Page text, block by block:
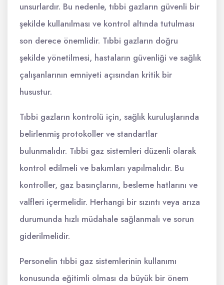
unsurlardır. Bu nedenle, tıbbi gazların güvenli bir
şekilde kullanılması ve kontrol altında tutulması
son derece önemlidir. Tıbbi gazların doğru
şekilde yönetilmesi, hastaların güvenliği ve sağlık
çalışanlarının emniyeti açısından kritik bir
husustur.
Tıbbi gazların kontrolü için, sağlık kuruluşlarında
belirlenmiş protokoller ve standartlar
bulunmalıdır. Tıbbi gaz sistemleri düzenli olarak
kontrol edilmeli ve bakımları yapılmalıdır. Bu
kontroller, gaz basınçlarını, besleme hatlarını ve
valfleri içermelidir. Herhangi bir sızıntı veya arıza
durumunda hızlı müdahale sağlanmalı ve sorun
giderilmelidir.
Personelin tıbbi gaz sistemlerinin kullanımı
konusunda eğitimli olması da büyük bir önem